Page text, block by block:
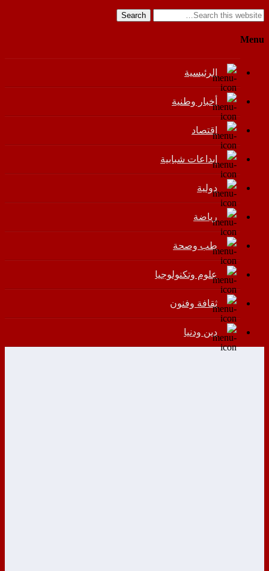
Search
Menu
الرئيسية
أخبار وطنية
اقتصاد
إبداعات شبابية
دولية
رياضة
طب وصحة
علوم وتكنولوجيا
ثقافة وفنون
دين ودنيا